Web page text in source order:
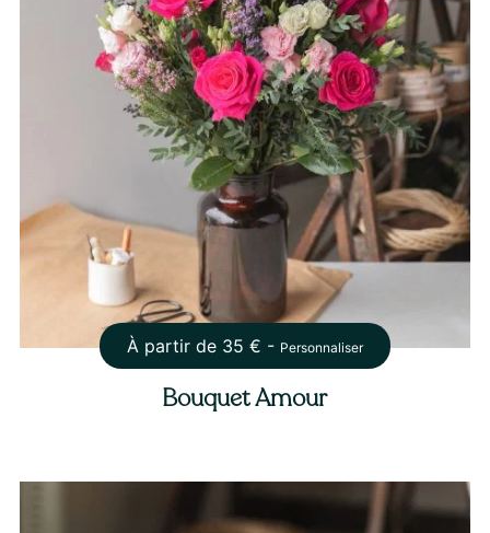
À partir de 35 € - Personnaliser
Bouquet Amour